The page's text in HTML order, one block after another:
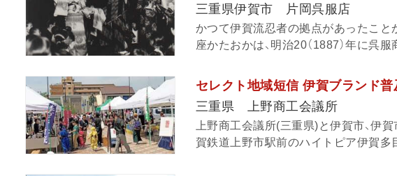
三重県伊賀市 片岡呉服店
かつて伊賀流忍者の拠点があったこと
座かたおかは、明治20（1887）年に呉
セレクト地域短信 伊賀ブランド
三重県 上野商工会議所
上野商工会議所(三重県)と伊賀市、伊
賀鉄道上野市駅前のハイトピア伊賀多